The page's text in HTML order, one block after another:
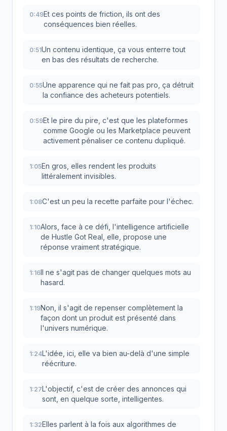
0:49Et ces points de friction, ils ont des
conséquences bien réelles.
0:51Un contenu identique, ça vous enterre tout
en bas des résultats de recherche.
0:55Une apparence qui ne fait pas pro, ça détruit
la confiance des acheteurs potentiels.
0:59Et le pire du pire, c'est que les plateformes
comme Google ou les Marketplace peuvent
activement pénaliser ce contenu dupliqué.
1:05En gros, elles rendent les produits
littéralement invisibles.
1:08C'est un peu la recette parfaite pour l'échec.
1:10Alors, face à ce défi, l'intelligence artificielle
de Hustle Got Real, elle, propose une
réponse vraiment stratégique.
1:16Il ne s'agit pas de changer quelques mots au
hasard.
1:19Non, il s'agit de repenser complètement la
façon dont un produit est présenté dans
l'univers numérique.
1:24L'idée, ici, elle va bien au-delà d'une simple
réécriture.
1:27L'objectif, c'est de créer des annonces qui
sont, en quelque sorte, intelligentes.
1:32Elles parlent à la fois aux algorithmes de